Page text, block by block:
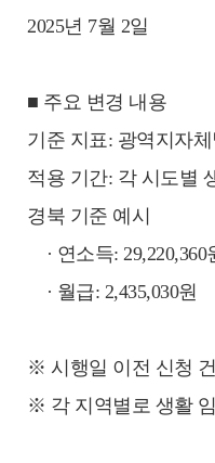
2025년 7월 2일
■ 주요 변경 내용
기준 지표: 광역지자
적용 기간: 각 시도별
경북 기준 예시
· 연소득: 29,220,360
· 월급: 2,435,030원
※ 시행일 이전 신청
※ 각 지역별로 생활